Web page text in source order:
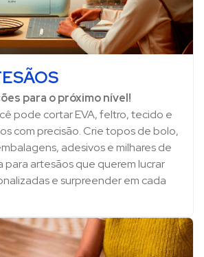
para o próximo nível!
pode cortar EVA, feltro, tecido e
com precisão. Crie topos de bolo,
adesivos e milhares de
para artesãos que querem lucrar
e surpreender em cada